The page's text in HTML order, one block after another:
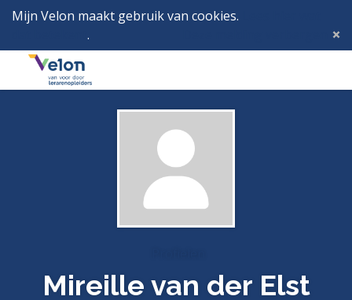
Mijn Velon maakt gebruik van cookies.
.
Menu
Mireille van der Elst